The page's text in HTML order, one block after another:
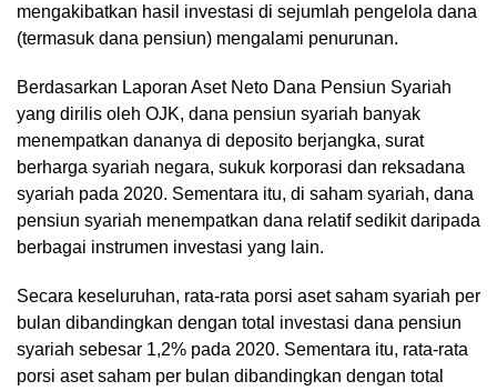
mengakibatkan hasil investasi di sejumlah pengelola dana
(termasuk dana pensiun) mengalami penurunan.
Berdasarkan Laporan Aset Neto Dana Pensiun Syariah
yang dirilis oleh OJK, dana pensiun syariah banyak
menempatkan dananya di deposito berjangka, surat
berharga syariah negara, sukuk korporasi dan reksadana
syariah pada 2020. Sementara itu, di saham syariah, dana
pensiun syariah menempatkan dana relatif sedikit daripada
berbagai instrumen investasi yang lain.
Secara keseluruhan, rata-rata porsi aset saham syariah per
bulan dibandingkan dengan total investasi dana pensiun
syariah sebesar 1,2% pada 2020. Sementara itu, rata-rata
porsi aset saham per bulan dibandingkan dengan total